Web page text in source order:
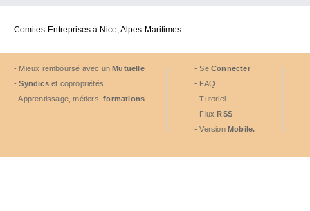
Comites-Entreprises à Nice, Alpes-Maritimes.
- Mieux remboursé avec unMutuelle
-Syndicset copropriétés
- Apprentissage, métiers,formations
- Se Connecter
- FAQ
- Tutoriel
- FluxRSS
- Version Mobile.